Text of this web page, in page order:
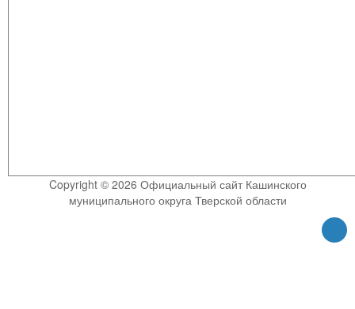
Copyright © 2026 Официальный сайт Кашинского
муниципального округа Тверской области